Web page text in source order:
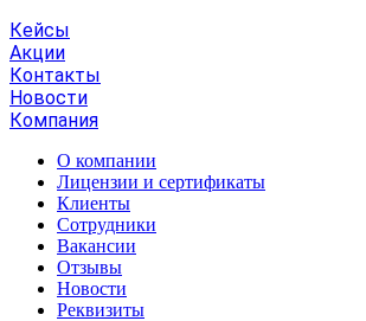
Кейсы
Акции
Контакты
Новости
Компания
О компании
Лицензии и сертификаты
Клиенты
Сотрудники
Вакансии
Отзывы
Новости
Реквизиты